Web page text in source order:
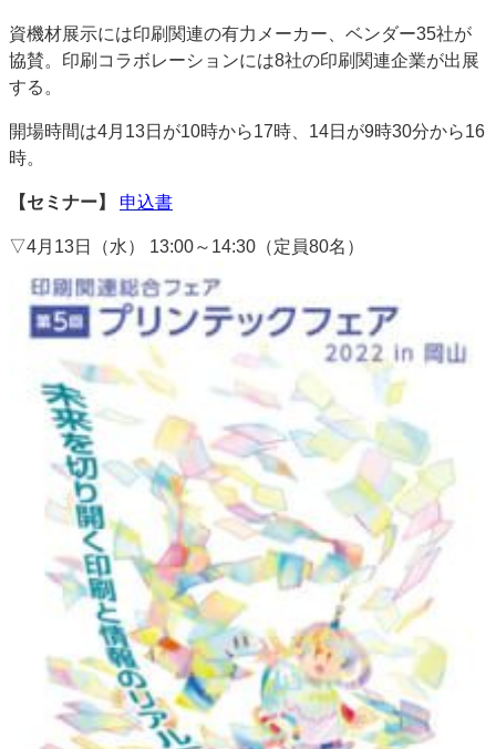
運営
会社案内
資機材展示には印刷関連の有力メーカー、ベンダー35社が
協賛。印刷コラボレーションには8社の印刷関連企業が出展
する。
開場時間は4月13日が10時から17時、14日が9時30分から16
時。
【セミナー】 申込書
▽4月13日（水） 13:00～14:30（定員80名）